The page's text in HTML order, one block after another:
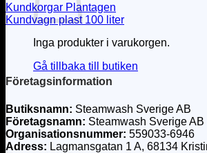
Inga produkter i varukorgen.
Gå tillbaka till butiken
Kundkorgar Plantagen
Kundvagn plast 100 liter
Företagsinformation
Butiksnamn: Steamwash Sverige AB
Företagsnamn: Steamwash Sverige AB
Organisationsnummer: 559033-6946
Adress: Lagmansgatan 1 A, 68134